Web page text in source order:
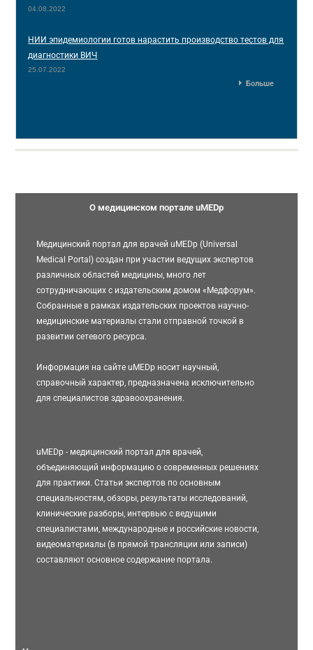
04.08.2022
НИИ эпидемиологии готов нарастить производство тестов для
диагностики ВИЧ
25.07.2022
Больше
О медицинском портале uMEDp
Медицинский портал для врачей uMEDp (Universal
Medical Portal) создан при участии ведущих экспертов
различных областей медицины, много лет
сотрудничающих с издательским домом «Медфорум».
Собранные в рамках издательских проектов научно-
медицинские материалы стали отправной точкой в
развитии сетевого ресурса.
Информация на сайте uMEDp носит научный,
справочный характер, предназначена исключительно
для специалистов здравоохранения.
uMEDp - медицинский портал для врачей,
объединяющий информацию о современных решениях
для практики. Статьи экспертов по основным
специальностям, обзоры, результаты исследований,
клинические разборы, интервью с ведущими
специалистами, международные и российские новости,
видеоматериалы (в прямой трансляции или записи)
составляют основное содержание портала.